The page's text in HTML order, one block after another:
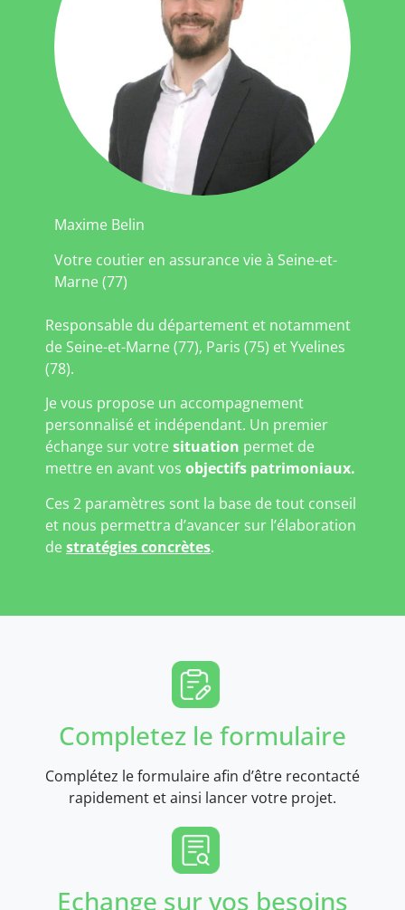
Maxime Belin
Votre coutier en assurance vie à Seine-et-
Marne (77)
Responsable du département et notamment
de Seine-et-Marne (77), Paris (75) et Yvelines
(78).
Je vous propose un accompagnement
personnalisé et indépendant. Un premier
échange sur votresituation permet de
mettre en avant vos objectifs patrimoniaux.
Ces 2 paramètres sont la base de tout conseil
et nous permettra d’avancer sur l’élaboration
destratégies concrètes.
Completez le formulaire
Complétez le formulaire afin d’être recontacté
rapidement et ainsi lancer votre projet.
Echange sur vos besoins